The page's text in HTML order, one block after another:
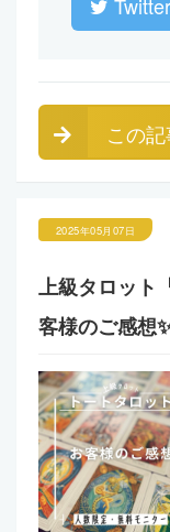
この
2025年05月07日
上級タロット
客様のご感想